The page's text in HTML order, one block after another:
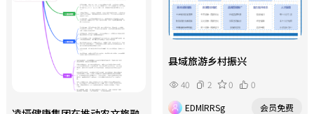
性、同质化挑战，顺应全域旅游、乡
村振兴的发展大势。
县域旅游乡村振兴
40 2 0
0
EDMlRRSg
会员免费